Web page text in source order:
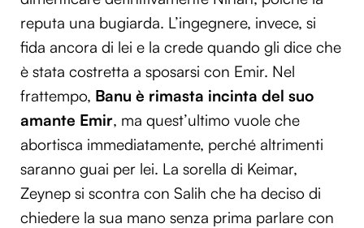
reputa una bugiarda. L’ingegnere, invece, si
fida ancora di lei e la crede quando gli dice che
è stata costretta a sposarsi con Emir. Nel
frattempo, Banu è rimasta incinta del suo
amante Emir, ma quest’ultimo vuole che
abortisca immediatamente, perché altrimenti
saranno guai per lei. La sorella di Keimar,
Zeynep si scontra con Salih che ha deciso di
chiedere la sua mano senza prima parlare con